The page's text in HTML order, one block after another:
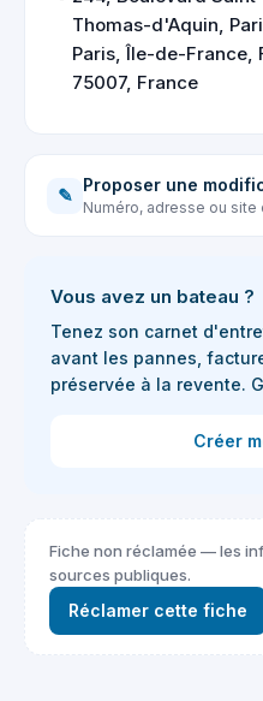
Thomas-d'Aquin,
Paris, Île-de-France,
75007, France
✎ Proposer une
Numéro, adresse ou site
Vous avez un bateau ?
Tenez son carnet
avant les pannes,
préservée à la revente.
Créer
Fiche non réclamée — les
sources publiques.
Réclamer cette fiche